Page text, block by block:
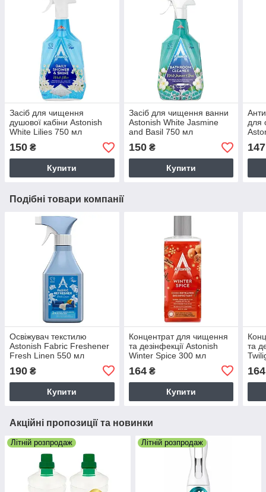
Засіб для чищення
душової кабіни Astonish
White Lilies 750 мл
150 ₴
Купити
Засіб для чищення ванни
Astonish White Jasmine
and Basil 750 мл
150₴
Купити
для
147
Подібні товари компанії
Освіжувач текстилю
Astonish Fabric Freshener
Fresh Linen 550 мл
190 ₴
Купити
Концентрат для чищення
та дезінфекції Astonish
Winter Spice 300 мл
164₴
Купити
та
164
Акційні пропозиції та новинки
Літній розпродаж Літній розпродаж